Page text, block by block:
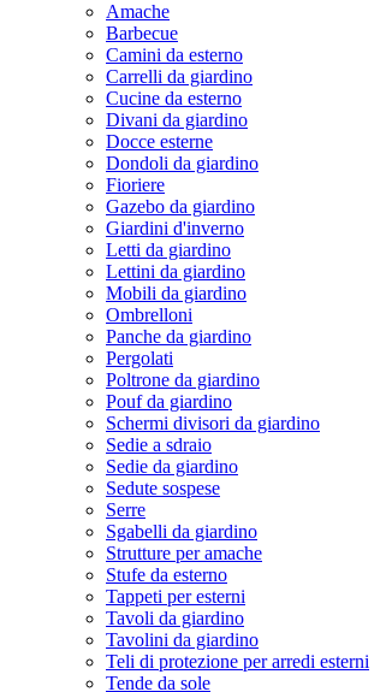
Amache
Barbecue
Camini da esterno
Carrelli da giardino
Cucine da esterno
Divani da giardino
Docce esterne
Dondoli da giardino
Fioriere
Gazebo da giardino
Giardini d'inverno
Letti da giardino
Lettini da giardino
Mobili da giardino
Ombrelloni
Panche da giardino
Pergolati
Poltrone da giardino
Pouf da giardino
Schermi divisori da giardino
Sedie a sdraio
Sedie da giardino
Sedute sospese
Serre
Sgabelli da giardino
Strutture per amache
Stufe da esterno
Tappeti per esterni
Tavoli da giardino
Tavolini da giardino
Teli di protezione per arredi esterni
Tende da sole